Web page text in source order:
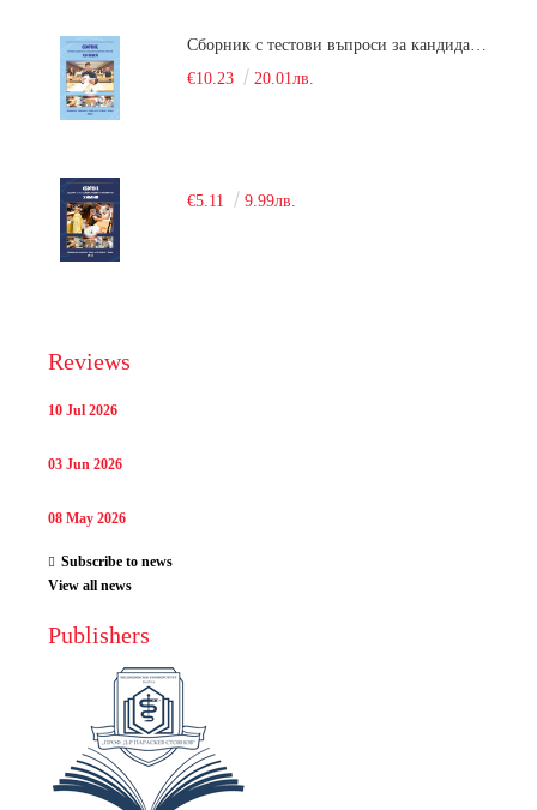
€10.23
20.01лв.
€5.11 9.99лв.
Reviews
10 Jul 2026
03 Jun 2026
08 May 2026
Subscribe to news
View all news
Publishers